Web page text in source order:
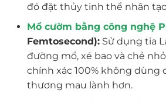
đó đặt thủy tinh thể nhân
Mổ cườm bằng công nghệ
Femtosecond):Sử dụng tia
đường mổ, xé bao và chẻ
chính xác 100% không dùng
thương mau lành hơn.